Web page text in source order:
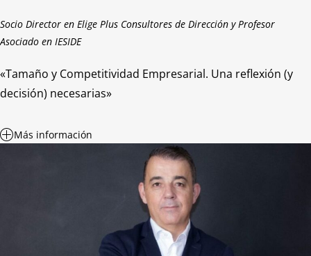
Socio Director en Elige Plus Consultores de Dirección y Profesor
Asociado en IESIDE
«Tamaño y Competitividad Empresarial. Una reflexión (y
decisión) necesarias»
Más información